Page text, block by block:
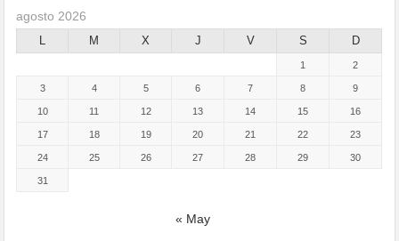
agosto 2026
L M X J V S D
1 2
3 4 5 6 7 8 9
10 11 12 13 14 15 16
17 18 19 20 21 22 23
24 25 26 27 28 29 30
31
« May